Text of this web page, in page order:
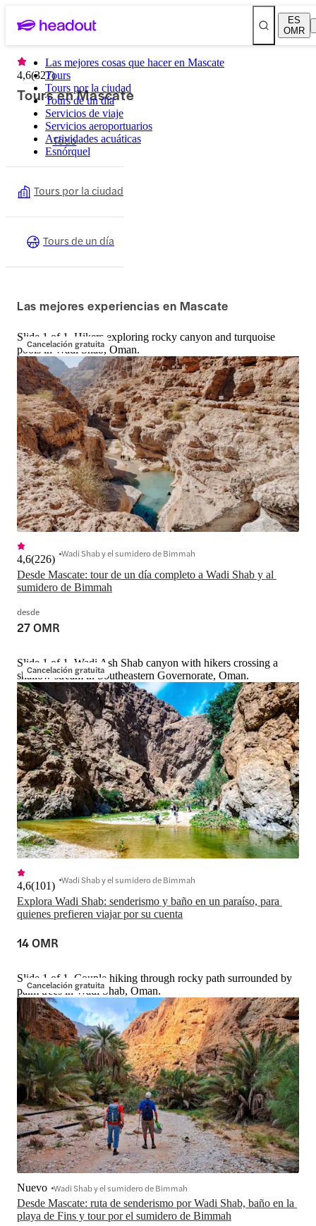
ES
OMR
Las mejores cosas que hacer en Mascate
Tours
Tours por la ciudad
Tours de un día
Servicios de viaje
Servicios aeroportuarios
Actividades acuáticas
Esnórquel
4,6(327)
Tours en Mascate
Todo
Tours por la ciudad
Tours de un día
Las mejores experiencias en Mascate
Cancelación gratuita
Slide 1 of 1, Hikers exploring rocky canyon and turquoise
pools in Wadi Shab, Oman.
Desde Mascate: tour de un día completo a Wadi Shab y al
sumidero de Bimmah
4,6(226) Wadi Shab y el sumidero de Bimmah
desde
27 OMR
Cancelación gratuita
Slide 1 of 1, Wadi Ash Shab canyon with hikers crossing a
shallow stream in Southeastern Governorate, Oman.
Explora Wadi Shab: senderismo y baño en un paraíso, para
quienes prefieren viajar por su cuenta
4,6(101) Wadi Shab y el sumidero de Bimmah
14 OMR
Cancelación gratuita
Slide 1 of 1, Couple hiking through rocky path surrounded by
palm trees in Wadi Shab, Oman.
Desde Mascate: ruta de senderismo por Wadi Shab, baño en la
playa de Fins y tour por el sumidero de Bimmah
Nuevo Wadi Shab y el sumidero de Bimmah